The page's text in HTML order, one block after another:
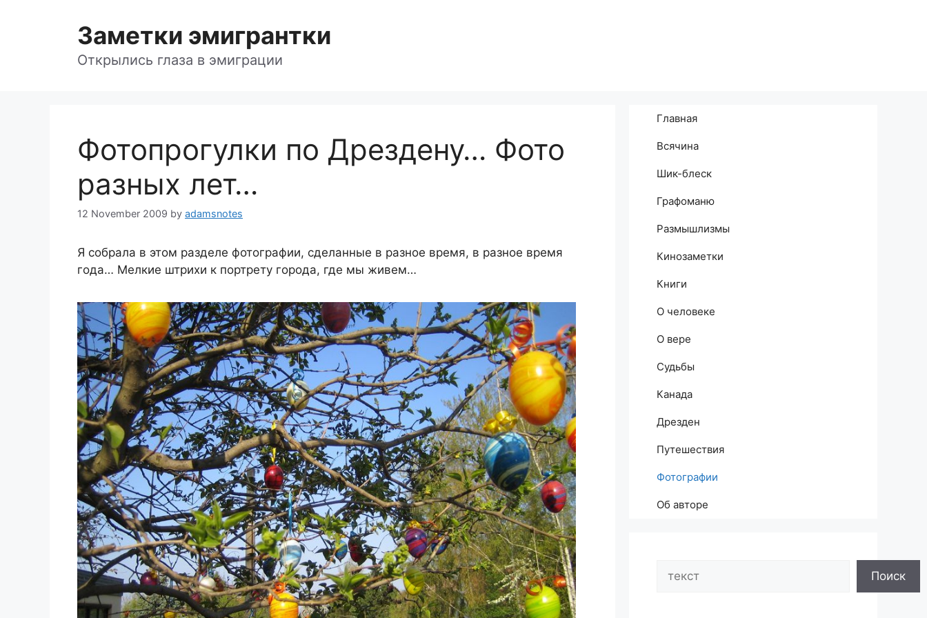
Заметки эмигрантки
Открылись глаза в эмиграции
Фотопрогулки по Дрездену… Фото
разных лет…
12 November 2009 by adamsnotes
Я собрала в этом разделе фотографии, сделанные в разное время, в разное время
года… Мелкие штрихи к портрету города, где мы живем…
Главная
Всячина
Шик-блеск
Графоманю
Размышлизмы
Кинозаметки
Книги
О человеке
О вере
Судьбы
Канада
Дрезден
Путешествия
Фотографии
Об авторе
Поиск